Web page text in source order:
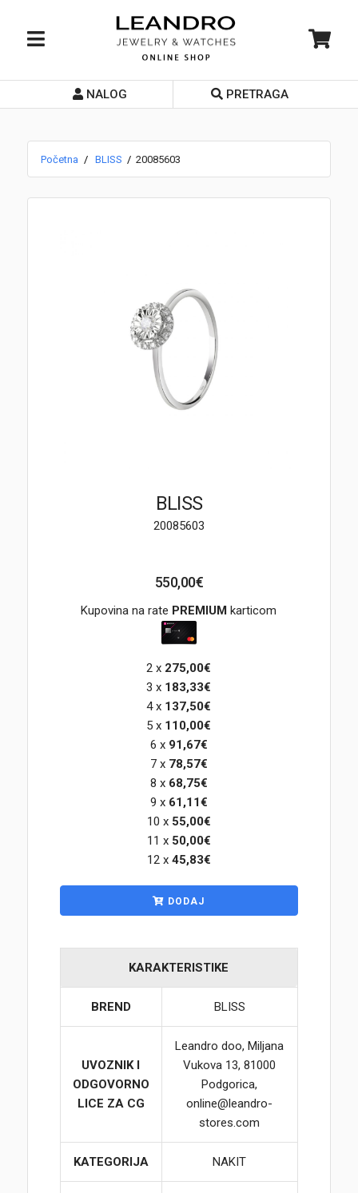
Početna
Prodavnice
POKLON VAUČER
NALOG PRETRAGA
Početna BLISS 20085603
BLISS
20085603
550,00€
Kupovina na rate PREMIUM karticom
2 x 275,00€
3 x 183,33€
4 x 137,50€
5 x 110,00€
6 x 91,67€
7 x 78,57€
8 x 68,75€
9 x 61,11€
10 x 55,00€
11 x 50,00€
12 x 45,83€
DODAJ
KARAKTERISTIKE
BREND BLISS
UVOZNIK I
ODGOVORNO
LICE ZA CG
Leandro doo, Miljana
Vukova 13, 81000
Podgorica,
online@leandro-
stores.com
KATEGORIJA NAKIT